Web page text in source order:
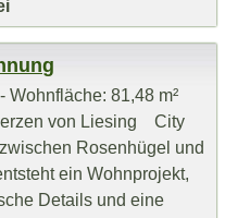
Wohnfläche: 81,48 m²
von Liesing City
Rosenhügel und
ein Wohnprojekt,
Details und eine